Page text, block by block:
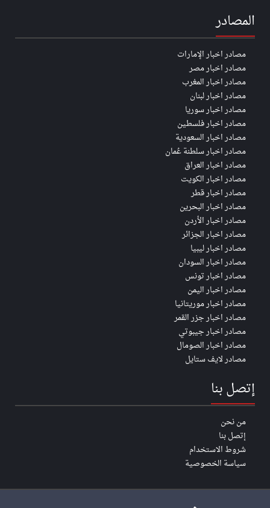
المصادر
مصادر اخبار الإمارات
مصادر اخبار مصر
مصادر اخبار المغرب
مصادر اخبار لبنان
مصادر اخبار سوريا
مصادر اخبار فلسطين
مصادر اخبار السعودية
مصادر اخبار سلطنة عُمان
مصادر اخبار العراق
مصادر اخبار الكويت
مصادر اخبار قطر
مصادر اخبار البحرين
مصادر اخبار الأردن
مصادر اخبار الجزائر
مصادر اخبار ليبيا
مصادر اخبار السودان
مصادر اخبار تونس
مصادر اخبار اليمن
مصادر اخبار موريتانيا
مصادر اخبار جزر القمر
مصادر اخبار جيبوتي
مصادر اخبار الصومال
مصادر لايف ستايل
إتصل بنا
من نحن
إتصل بنا
شروط الاستخدام
سياسة الخصوصية